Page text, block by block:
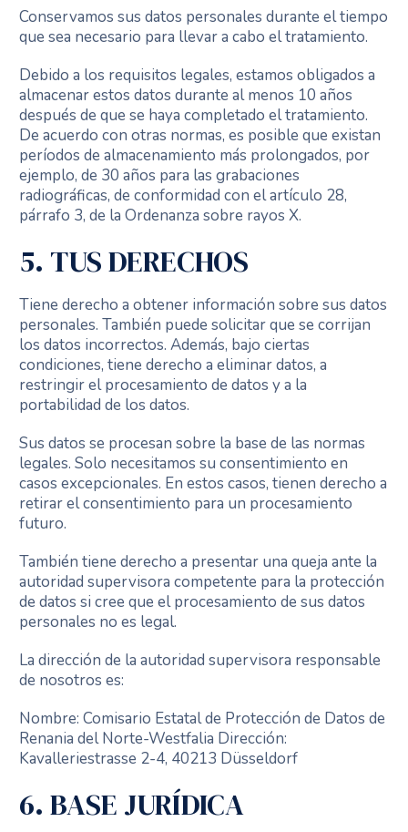
Conservamos sus datos personales durante el tiempo
que sea necesario para llevar a cabo el tratamiento.
Debido a los requisitos legales, estamos obligados a
almacenar estos datos durante al menos 10 años
después de que se haya completado el tratamiento.
De acuerdo con otras normas, es posible que existan
períodos de almacenamiento más prolongados, por
ejemplo, de 30 años para las grabaciones
radiográficas, de conformidad con el artículo 28,
párrafo 3, de la Ordenanza sobre rayos X.
5. TUS DERECHOS
Tiene derecho a obtener información sobre sus datos
personales. También puede solicitar que se corrijan
los datos incorrectos. Además, bajo ciertas
condiciones, tiene derecho a eliminar datos, a
restringir el procesamiento de datos y a la
portabilidad de los datos.
Sus datos se procesan sobre la base de las normas
legales. Solo necesitamos su consentimiento en
casos excepcionales. En estos casos, tienen derecho a
retirar el consentimiento para un procesamiento
futuro.
También tiene derecho a presentar una queja ante la
autoridad supervisora competente para la protección
de datos si cree que el procesamiento de sus datos
personales no es legal.
La dirección de la autoridad supervisora responsable
de nosotros es:
Nombre: Comisario Estatal de Protección de Datos de
Renania del Norte-Westfalia Dirección:
Kavalleriestrasse 2-4, 40213 Düsseldorf
6. BASE JURÍDICA